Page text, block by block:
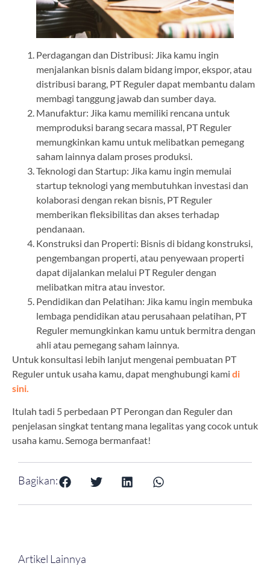
Perdagangan dan Distribusi: Jika kamu ingin
menjalankan bisnis dalam bidang impor, ekspor, atau
distribusi barang, PT Reguler dapat membantu dalam
membagi tanggung jawab dan sumber daya.
Manufaktur: Jika kamu memiliki rencana untuk
memproduksi barang secara massal, PT Reguler
memungkinkan kamu untuk melibatkan pemegang
saham lainnya dalam proses produksi.
Teknologi dan Startup: Jika kamu ingin memulai
startup teknologi yang membutuhkan investasi dan
kolaborasi dengan rekan bisnis, PT Reguler
memberikan fleksibilitas dan akses terhadap
pendanaan.
Konstruksi dan Properti: Bisnis di bidang konstruksi,
pengembangan properti, atau penyewaan properti
dapat dijalankan melalui PT Reguler dengan
melibatkan mitra atau investor.
Pendidikan dan Pelatihan: Jika kamu ingin membuka
lembaga pendidikan atau perusahaan pelatihan, PT
Reguler memungkinkan kamu untuk bermitra dengan
ahli atau pemegang saham lainnya.
Untuk konsultasi lebih lanjut mengenai pembuatan PT
Reguler untuk usaha kamu, dapat menghubungi kami di
sini.
Itulah tadi 5 perbedaan PT Perongan dan Reguler dan
penjelasan singkat tentang mana legalitas yang cocok untuk
usaha kamu. Semoga bermanfaat!
Bagikan:
Artikel Lainnya